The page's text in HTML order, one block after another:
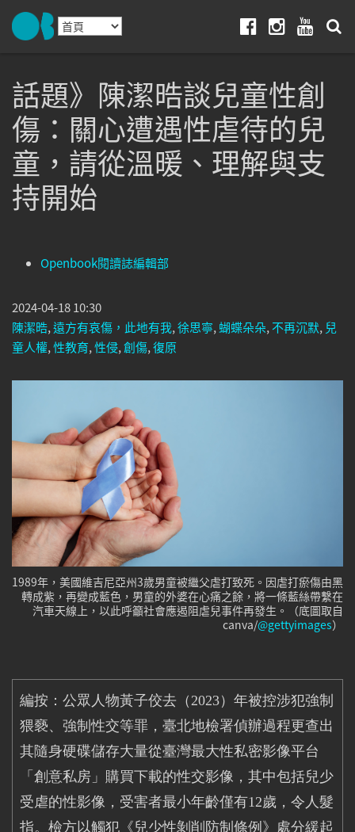
Skip to navigation
移至主內容
話題》陳潔晧談兒童性創
傷：關心遭遇性虐待的兒
童，請從溫暖、理解與支
持開始
Openbook閱讀誌編輯部
2024-04-18 10:30
陳潔晧,遠方有哀傷，此地有我,徐思寧, 蝴蝶朵朵,不再沉默, 兒
童人權,性教育,性侵,創傷,復原
1989年，美國維吉尼亞州3歲男童被繼父虐打致死。因虐打瘀傷由黑
轉成紫，再變成藍色，男童的外婆在心痛之餘，將一條藍絲帶繫在
汽車天線上，以此呼籲社會應遏阻虐兒事件再發生。（底圖取自
canva/@gettyimages）
編按：公眾人物黃子佼去（ 2023）年被控涉犯強制
猥褻、強制性交等罪， 臺北地檢署偵辦過程更查出
其隨身硬碟儲存大量從臺灣最大性私密影像平台
「創意私房」購買下載的性交影像，其中包括兒少
受虐的性影像，受害者最小年齡僅有12歲，令人髮
指。檢方以觸犯《兒少性剝削防制條例》處分緩起